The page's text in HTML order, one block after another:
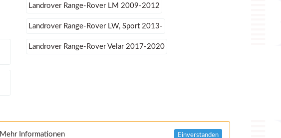
Landrover Range-Rover LM 2009-2012
Landrover Range-Rover LW, Sport 2013-
Landrover Range-Rover Velar 2017-2020
Mehr Informationen Einverstanden